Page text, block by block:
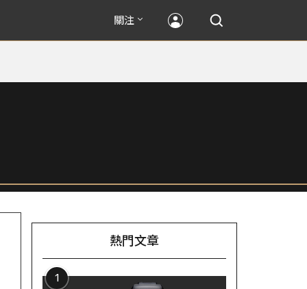
關注
熱門文章
1